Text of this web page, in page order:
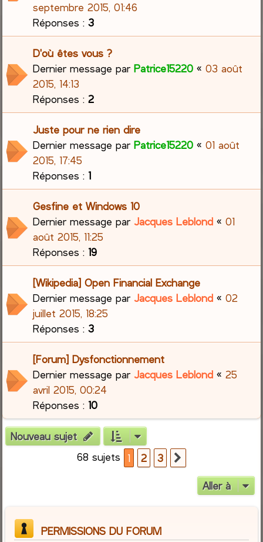
septembre 2015, 01:46
Réponses :3
D'où êtes vous ?
Dernier message parPatrice15220 «03 août
2015, 14:13
Réponses :2
Juste pour ne rien dire
Dernier message parPatrice15220 «01 août
2015, 17:45
Réponses :1
Gesfine et Windows 10
Dernier message parJacques Leblond «01
août 2015, 11:25
Réponses :19
[Wikipedia] Open Financial Exchange
Dernier message parJacques Leblond «02
juillet 2015, 18:25
Réponses :3
[Forum] Dysfonctionnement
Dernier message parJacques Leblond «25
avril 2015, 00:24
Réponses :10
Nouveau sujet
68 sujets
1 2 3
Aller à
PERMISSIONS DU FORUM